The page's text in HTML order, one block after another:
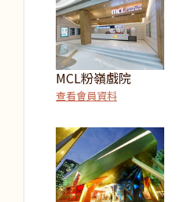
MCL粉嶺戲院
查看會員資料